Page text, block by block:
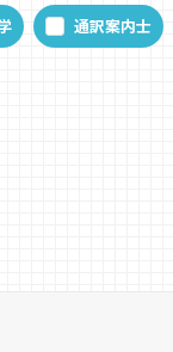
通訳案内士